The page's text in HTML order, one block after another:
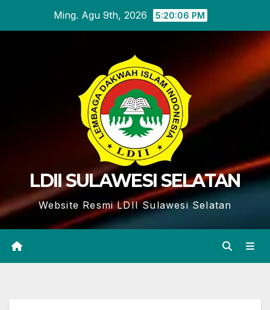
Ming. Agu 9th, 2026 5:20:07 PM
LDII SULAWESI SELATAN
Website Resmi LDII Sulawesi Selatan